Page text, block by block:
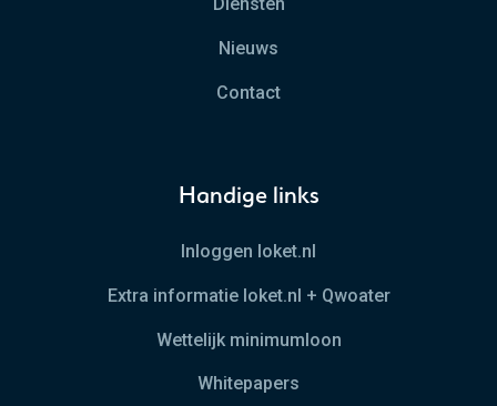
Diensten
Nieuws
Contact
Handige links
Inloggen loket.nl
Extra informatie loket.nl + Qwoater
Wettelijk minimumloon
Whitepapers